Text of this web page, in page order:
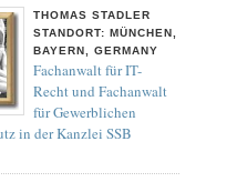
THOMAS STADLER
STANDORT: MÜNCHEN,
BAYERN, GERMANY
Fachanwalt für IT-
Recht und Fachanwalt
für Gewerblichen
in der Kanzlei SSB